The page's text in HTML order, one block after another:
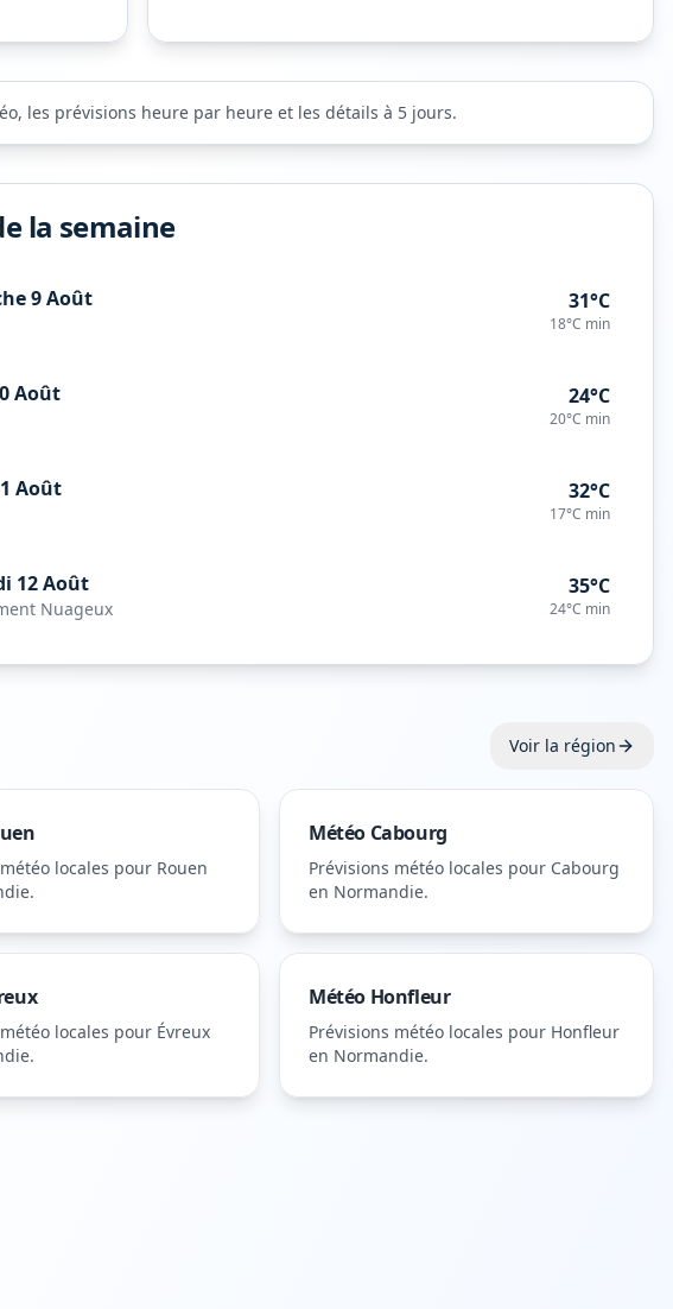
les prévisions heure par heure et les détails à 5 jours.
la semaine
9 Août 31°C
18°C min
Août 24°C
20°C min
Août 32°C
17°C min
12 Août
Nuageux
35°C
24°C min
Voir la région
locales pour Rouen
.
Météo Cabourg
Prévisions météo locales pour Cabourg
en Normandie.
locales pour Évreux
.
Météo Honfleur
Prévisions météo locales pour Honfleur
en Normandie.